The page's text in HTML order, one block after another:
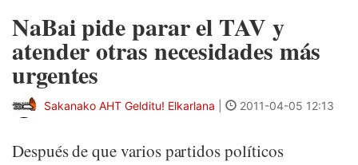
NaBai pide parar el TAV y
atender otras necesidades más
urgentes
Sakanako AHT Gelditu! Elkarlana 2011-04-05 12:13
Después de que varios partidos políticos